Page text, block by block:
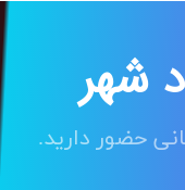
شهر
حضور دارید.